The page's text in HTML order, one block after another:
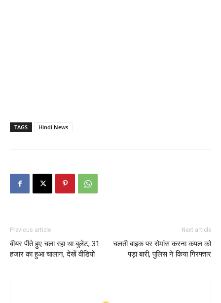
TAGS Hindi News
Previous article
बीयर पीते हुए चला रहा था बुलेट, 31
हजार का हुआ चालान, देखें वीडियो
Next article
चलती बाइक पर रोमांस करना कपल को
पड़ा बारी, पुलिस ने किया गिरफ्तार